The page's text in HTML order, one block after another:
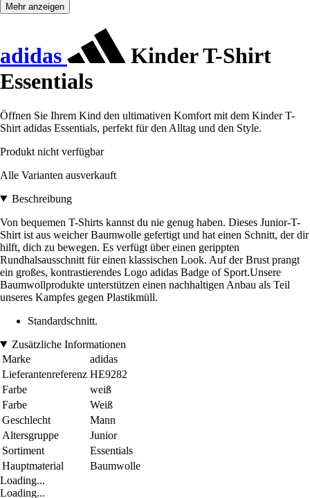
Mehr anzeigen
adidas
Kinder T-Shirt
Essentials
Öffnen Sie Ihrem Kind den ultimativen Komfort mit dem Kinder T-
Shirt adidas Essentials, perfekt für den Alltag und den Style.
Produkt nicht verfügbar
Alle Varianten ausverkauft
Beschreibung
Von bequemen T-Shirts kannst du nie genug haben. Dieses Junior-T-
Shirt ist aus weicher Baumwolle gefertigt und hat einen Schnitt, der dir
hilft, dich zu bewegen. Es verfügt über einen gerippten
Rundhalsausschnitt für einen klassischen Look. Auf der Brust prangt
ein großes, kontrastierendes Logo adidas Badge of Sport.Unsere
Baumwollprodukte unterstützen einen nachhaltigen Anbau als Teil
unseres Kampfes gegen Plastikmüll.
Standardschnitt.
Zusätzliche Informationen
Marke
adidas
Lieferantenreferenz HE9282
Farbe
weiß
Farbe
Weiß
Geschlecht
Mann
Altersgruppe
Junior
Sortiment
Essentials
Hauptmaterial
Baumwolle
Loading...
Loading...